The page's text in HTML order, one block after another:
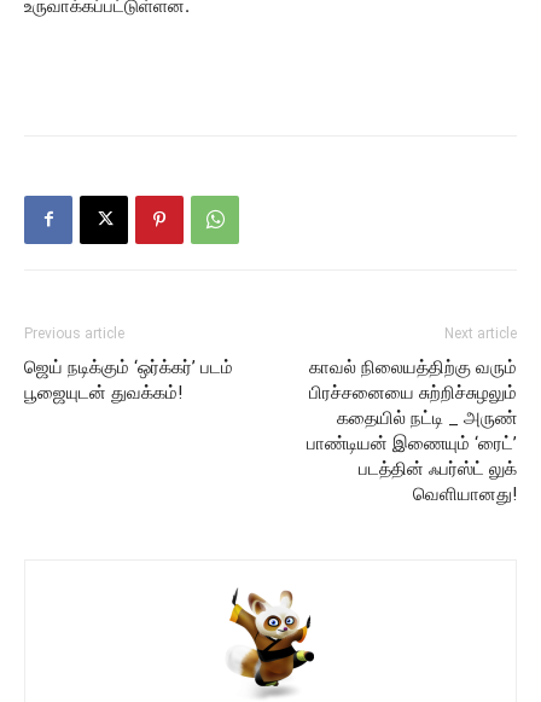
உருவாக்கப்பட்டுள்ளன.
Previous article
ஜெய் நடிக்கும் ‘ஒர்க்கர்’ படம்
பூஜையுடன் துவக்கம்!
Next article
காவல் நிலையத்திற்கு வரும்
பிரச்சனையை சுற்றிச்சுழலும்
கதையில் நட்டி _ அருண்
பாண்டியன் இணையும் ‘ரைட்’
படத்தின் ஃபர்ஸ்ட் லுக்
வெளியானது!